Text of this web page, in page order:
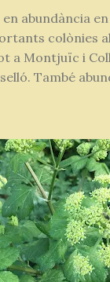
abundància
colònies
a Montjuïc i
També